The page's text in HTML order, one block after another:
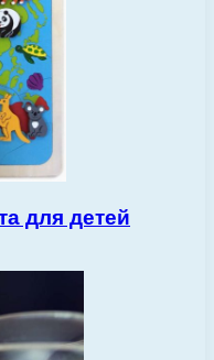
для детей